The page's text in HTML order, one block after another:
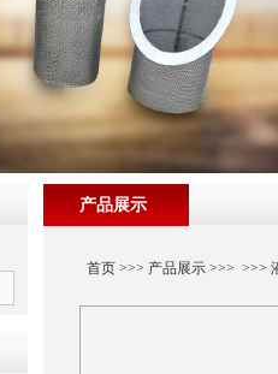
产品展示
首页>>> 产品展示>>> >>>